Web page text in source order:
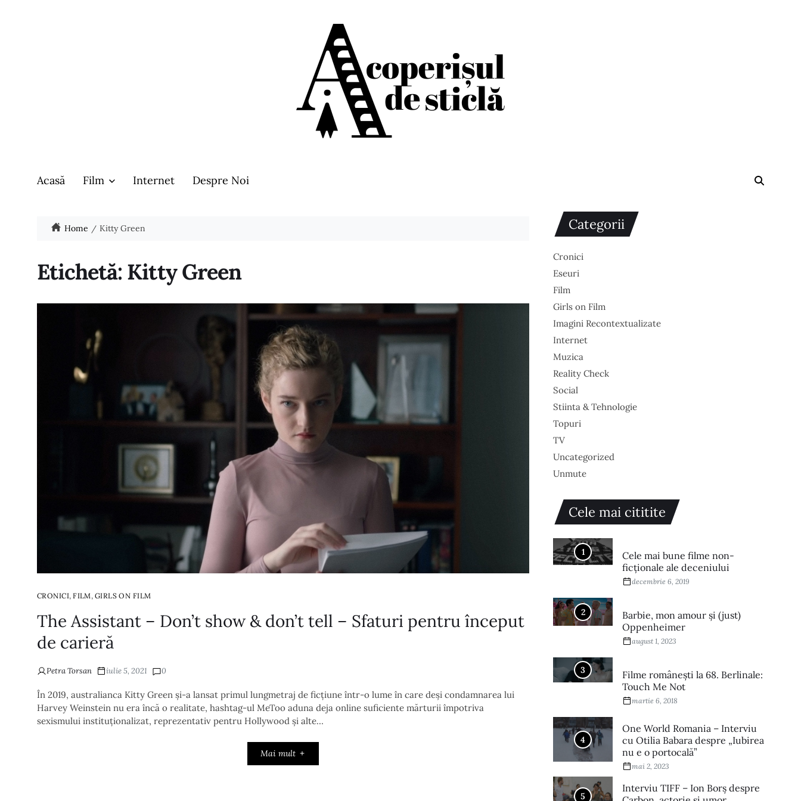
Acasă Film Internet Despre Noi
Home Kitty Green
Etichetă: Kitty Green
CRONICI,FILM, GIRLS ON FILM
The Assistant – Don’t show & don’t tell – Sfaturi pentru început
de carieră
Petra Torsan iulie 5, 2021 0
În 2019, australianca Kitty Green și-a lansat primul lungmetraj de ficțiune într-o lume în care deși condamnarea lui
Harvey Weinstein nu era încă o realitate, hashtag-ul MeToo aduna deja online suficiente mărturii împotriva
sexismului instituționalizat, reprezentativ pentru Hollywood și alte…
Mai mult
Categorii
Cronici
Eseuri
Film
Girls on Film
Imagini Recontextualizate
Internet
Muzica
Reality Check
Social
Stiinta & Tehnologie
Topuri
TV
Uncategorized
Unmute
Cele mai cititite
1
Cele mai bune filme non-
ficționale ale deceniului
decembrie 6, 2019
2
Barbie, mon amour și (just)
Oppenheimer
august 1, 2023
3
Filme româneşti la 68. Berlinale:
Touch Me Not
martie 6, 2018
4
One World Romania – Interviu
cu Otilia Babara despre „Iubirea
nu e o portocală”
mai 2, 2023
5
Interviu TIFF – Ion Borș despre